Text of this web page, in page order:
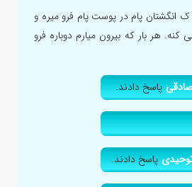
پام در پوست پام فرو میره و
هر بار که بیرون میارم دوباره فرو
صادقیپاسخ دادند.
توحیدیپاسخ دادند.